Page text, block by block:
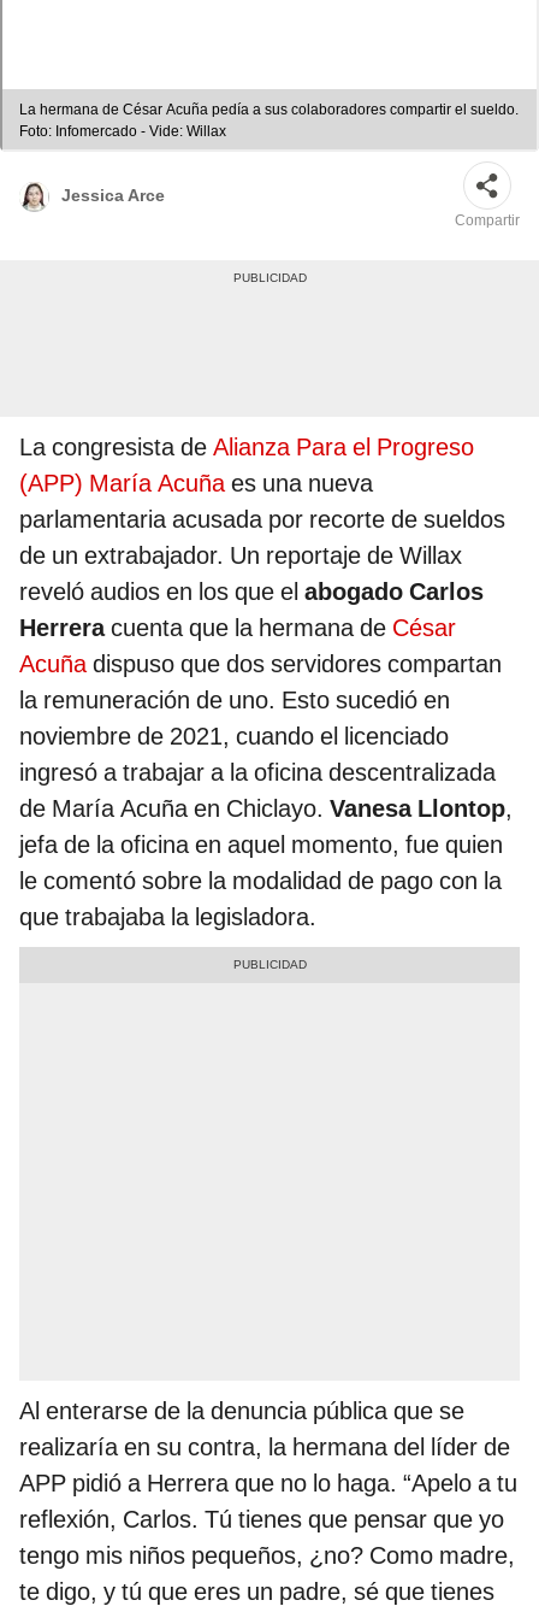
La hermana de César Acuña pedía a sus colaboradores compartir el sueldo.
Foto: Infomercado - Vide: Willax
Jessica Arce
Compartir
La congresista de Alianza Para el Progreso
(APP) María Acuñaes una nueva
parlamentaria acusada por recorte de sueldos
de un extrabajador. Un reportaje de Willax
reveló audios en los que el abogado Carlos
Herreracuenta que la hermana de César
Acuñadispuso que dos servidores compartan
la remuneración de uno. Esto sucedió en
noviembre de 2021, cuando el licenciado
ingresó a trabajar a la oficina descentralizada
de María Acuña en Chiclayo. Vanesa Llontop,
jefa de la oficina en aquel momento, fue quien
le comentó sobre la modalidad de pago con la
que trabajaba la legisladora.
Al enterarse de la denuncia pública que se
realizaría en su contra, la hermana del líder de
APP pidió a Herrera que no lo haga. “Apelo a tu
reflexión, Carlos. Tú tienes que pensar que yo
tengo mis niños pequeños, ¿no? Como madre,
te digo, y tú que eres un padre, sé que tienes